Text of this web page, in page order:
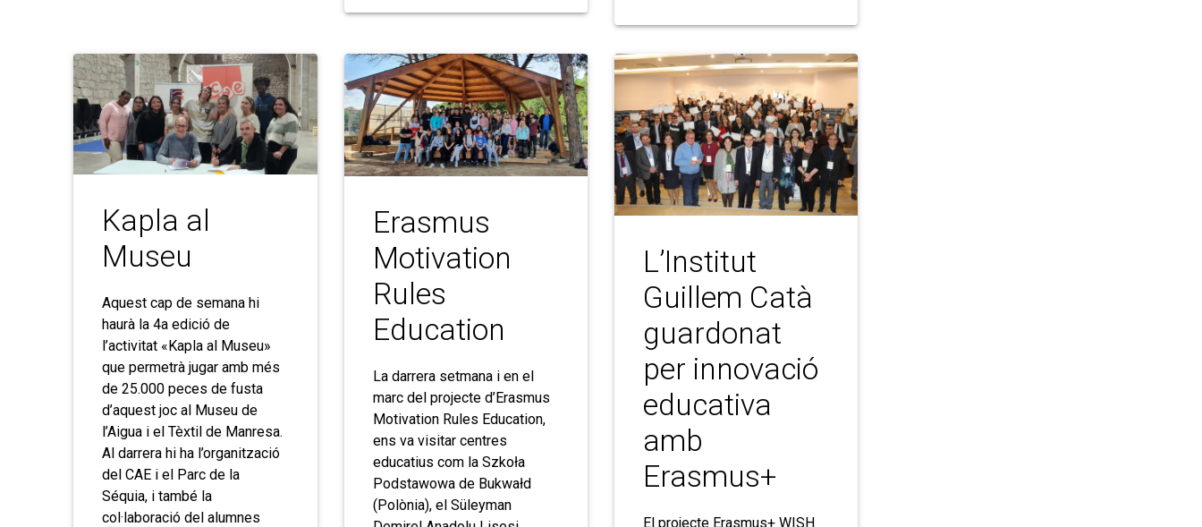
Kapla al
Museu
Aquest cap de semana hi
haurà la 4a edició de
l’activitat «Kapla al Museu»
que permetrà jugar amb més
de 25.000 peces de fusta
d’aquest joc al Museu de
l’Aigua i el Tèxtil de Manresa.
Al darrera hi ha l’organització
del CAE i el Parc de la
Séquia, i també la
col·laboració del alumnes
Erasmus
Motivation
Rules
Education
La darrera setmana i en el
marc del projecte d’Erasmus
Motivation Rules Education,
ens va visitar centres
educatius com la Szkoła
Podstawowa de Bukwałd
(Polònia), el Süleyman
L’Institut
Guillem Catà
guardonat
per innovació
educativa
amb
Erasmus+
El projecte Erasmus+ WISH